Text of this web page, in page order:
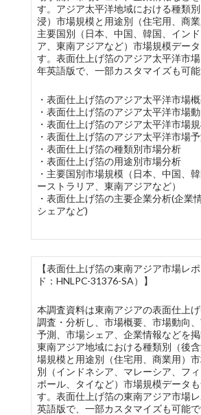
す。アジア太平洋地域における種類
浸）市場規模と用途別（住宅用、商業
主要国別（日本、中国、韓国、イン
ア、東南アジアなど）市場規模デー
す。表面仕上げ箔のアジア太平洋市
年英語版で、一部カスタマイズも可能
・表面仕上げ箔のアジア太平洋市場
・表面仕上げ箔のアジア太平洋市場
・表面仕上げ箔のアジア太平洋市場
・表面仕上げ箔のアジア太平洋市場
・表面仕上げ箔の種類別市場分析
・表面仕上げ箔の用途別市場分析
・主要国別市場規模（日本、中国、
ーストラリア、東南アジアなど）
・表面仕上げ箔の主要企業分析(企業
シェアなど)
【表面仕上げ箔の東南アジア市場レ
ド：HNLPC-31376-SA）】
本調査資料は東南アジアの表面仕上
調査・分析し、市場概要、市場動向
予測、市場シェア、企業情報などを掲
東南アジア地域における種類別（後
場規模と用途別（住宅用、商業用）
別（インドネシア、マレーシア、フ
ポール、タイなど）市場規模データ
す。表面仕上げ箔の東南アジア市場
英語版で、一部カスタマイズも可能で